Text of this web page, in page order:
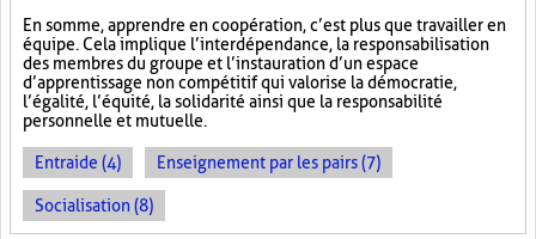
En somme, apprendre en coopération, c’est plus que travailler en
équipe. Cela implique l’interdépendance, la responsabilisation
des membres du groupe et l’instauration d’un espace
d’apprentissage non compétitif qui valorise la démocratie,
l’égalité, l’équité, la solidarité ainsi que la responsabilité
personnelle et mutuelle.
Entraide (4) Enseignement par les pairs (7)
Socialisation (8)